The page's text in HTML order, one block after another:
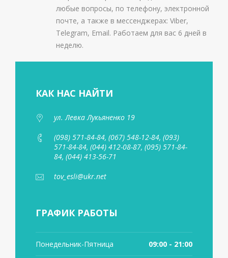
любые вопросы, по телефону, электронной
почте, а также в мессенджерах: Viber,
Telegram, Email. Работаем для вас 6 дней в
неделю.
КАК НАС НАЙТИ
ул. Левка Лукьяненко 19
(098) 571-84-84, (067) 548-12-84, (093)
571-84-84, (044) 412-08-87, (095) 571-84-
84, (044) 413-56-71
tov_esli@ukr.net
ГРАФИК РАБОТЫ
Понедельник-Пятница 09:00 - 21:00